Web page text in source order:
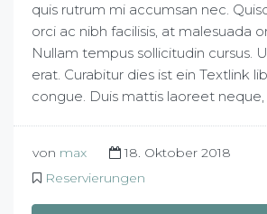
quis rutrum mi accumsan nec.
orci ac nibh facilisis, at malesuada
Nullam tempus sollicitudin cursus.
erat. Curabitur dies ist ein Textlink
congue. Duis mattis laoreet neque,
von max
18. Oktober 2018
Reservierungen